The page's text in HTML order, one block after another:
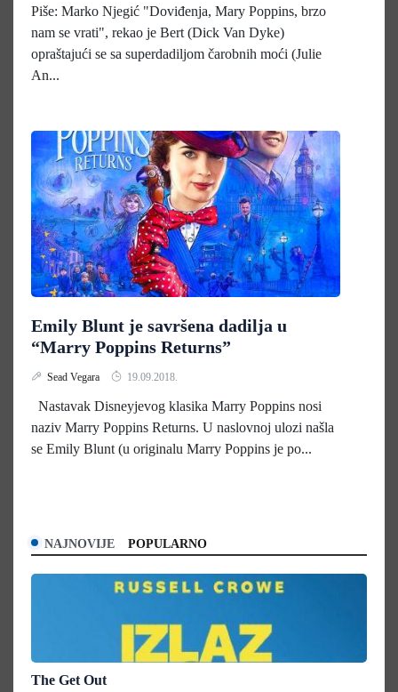
Piše: Marko Njegić "Doviđenja, Mary Poppins, brzo
nam se vrati", rekao je Bert (Dick Van Dyke)
opraštajući se sa superdadiljom čarobnih moći (Julie
An...
Emily Blunt je savršena dadilja u
“Marry Poppins Returns”
Sead Vegara 19.09.2018.
Nastavak Disneyjevog klasika Marry Poppins nosi
naziv Marry Poppins Returns. U naslovnoj ulozi našla
se Emily Blunt (u originalu Marry Poppins je po...
NAJNOVIJE POPULARNO
The Get Out